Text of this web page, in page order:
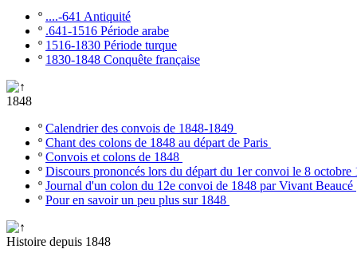
º ....-641 Antiquité
º .641-1516 Période arabe
º 1516-1830 Période turque
º 1830-1848 Conquête française
1848
º Calendrier des convois de 1848-1849
º Chant des colons de 1848 au départ de Paris
º Convois et colons de 1848
º Discours prononcés lors du départ du 1er convoi le 8 octobre
º Journal d'un colon du 12e convoi de 1848 par Vivant Beaucé
º Pour en savoir un peu plus sur 1848
Histoire depuis 1848